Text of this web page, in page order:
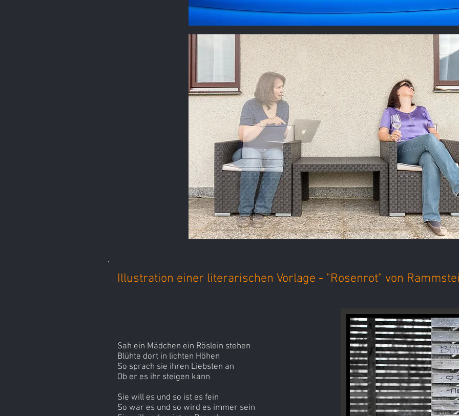
Illustration einer literarischen Vorlage - "Rosenrot" von
Sah ein Mädchen ein Röslein stehen
Blühte dort in lichten Höhen
So sprach sie ihren Liebsten an
Ob er es ihr steigen kann
Sie will es und so ist es fein
So war es und so wird es immer sein